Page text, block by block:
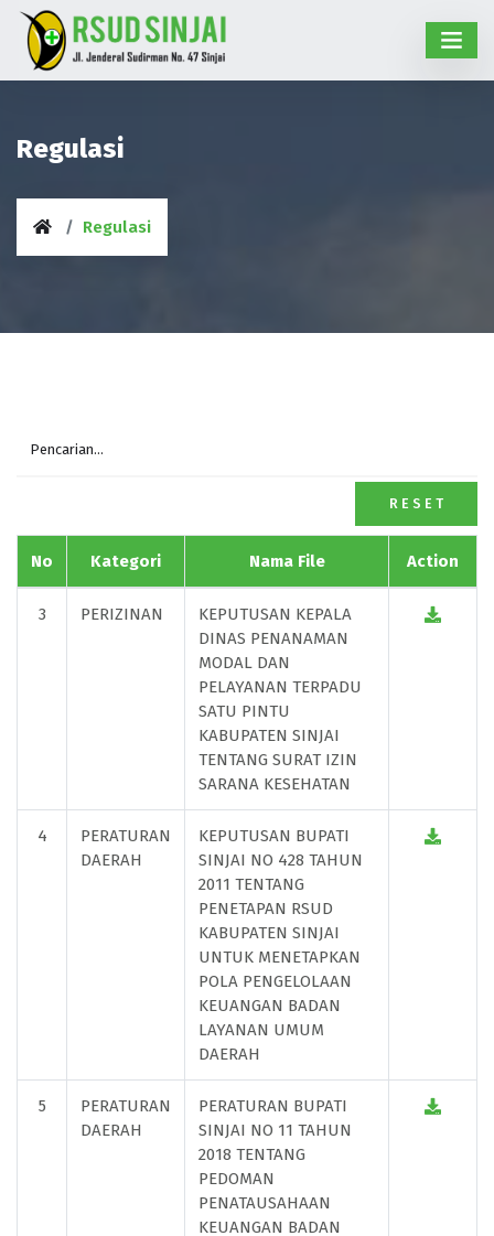
Regulasi
Regulasi
R E S E T
No Kategori Nama File Action
3 PERIZINAN
KEPUTUSAN KEPALA
DINAS PENANAMAN
MODAL DAN
PELAYANAN TERPADU
SATU PINTU
KABUPATEN SINJAI
TENTANG SURAT IZIN
SARANA KESEHATAN
4
PERATURAN
DAERAH
KEPUTUSAN BUPATI
SINJAI NO 428 TAHUN
2011 TENTANG
PENETAPAN RSUD
KABUPATEN SINJAI
UNTUK MENETAPKAN
POLA PENGELOLAAN
KEUANGAN BADAN
LAYANAN UMUM
DAERAH
5
PERATURAN
DAERAH
PERATURAN BUPATI
SINJAI NO 11 TAHUN
2018 TENTANG
PEDOMAN
PENATAUSAHAAN
KEUANGAN BADAN